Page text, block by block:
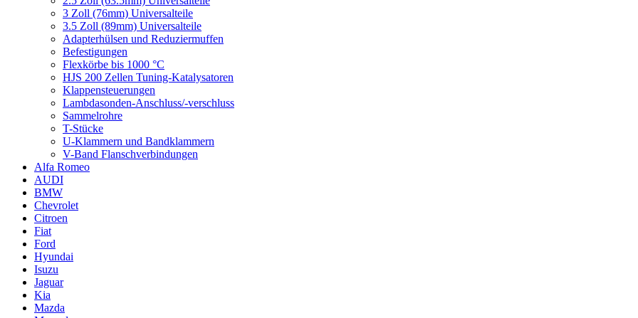
3 Zoll (76mm) Universalteile
3.5 Zoll (89mm) Universalteile
Adapterhülsen und Reduziermuffen
Befestigungen
Flexkörbe bis 1000 °C
HJS 200 Zellen Tuning-Katalysatoren
Klappensteuerungen
Lambdasonden-Anschluss/-verschluss
Sammelrohre
T-Stücke
U-Klammern und Bandklammern
V-Band Flanschverbindungen
Alfa Romeo
AUDI
BMW
Chevrolet
Citroen
Fiat
Ford
Hyundai
Isuzu
Jaguar
Kia
Mazda